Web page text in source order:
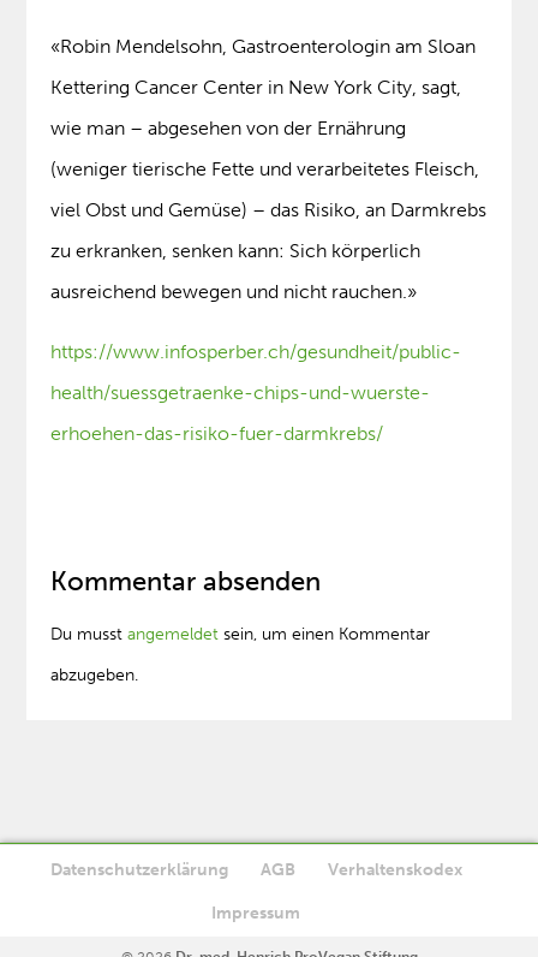
«Robin Mendelsohn, Gastroenterologin am Sloan
Kettering Cancer Center in New York City, sagt,
wie man – abgesehen von der Ernährung
(weniger tierische Fette und verarbeitetes Fleisch,
viel Obst und Gemüse) – das Risiko, an Darmkrebs
zu erkranken, senken kann: Sich körperlich
ausreichend bewegen und nicht rauchen.»
https://www.infosperber.ch/gesundheit/public-
health/suessgetraenke-chips-und-wuerste-
erhoehen-das-risiko-fuer-darmkrebs/
Kommentar absenden
Du musstangemeldet sein, um einen Kommentar
abzugeben.
Datenschutzerklärung AGB Verhaltenskodex
Impressum